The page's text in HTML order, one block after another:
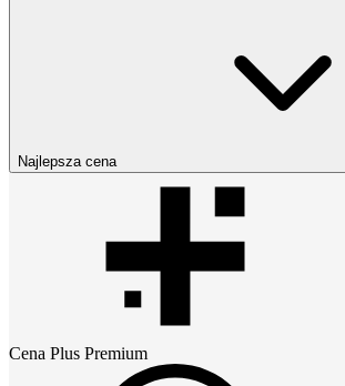
Najlepsza cena
Cena Plus Premium